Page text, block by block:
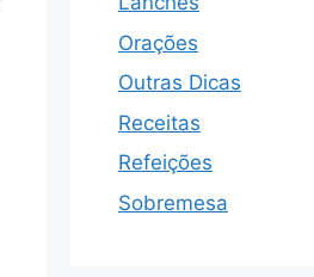
Orações
Outras Dicas
Receitas
Refeições
Sobremesa